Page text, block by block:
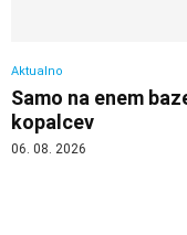
Aktualno
Samo na enem
kopalcev
06. 08. 2026